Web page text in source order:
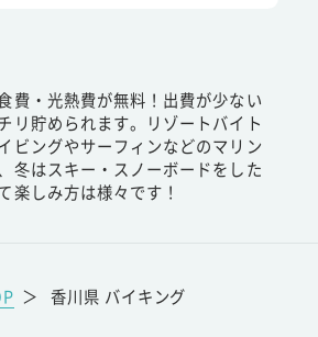
費・光熱費が無料！出費が少ない
リ貯められます。リゾートバイト
ビングやサーフィンなどのマリン
冬はスキー・スノーボードをした
楽しみ方は様々です！
＞ 香川県 バイキング